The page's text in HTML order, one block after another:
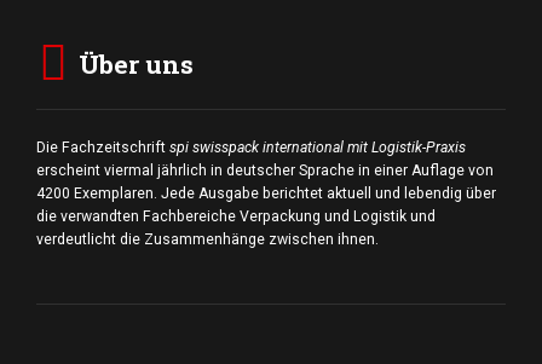
Über uns
Die Fachzeitschrift spi swisspack international mit Logistik-Praxis
erscheint viermal jährlich in deutscher Sprache in einer Auflage von
4200 Exemplaren. Jede Ausgabe berichtet aktuell und lebendig über
die verwandten Fachbereiche Verpackung und Logistik und
verdeutlicht die Zusammenhänge zwischen ihnen.